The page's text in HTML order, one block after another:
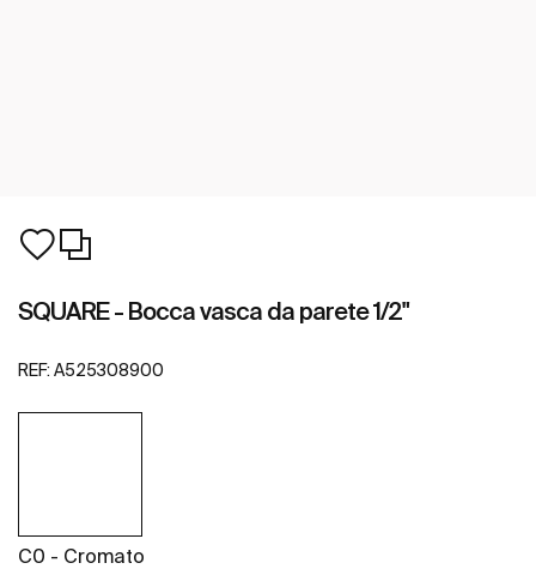
SQUARE - Bocca vasca da parete 1/2"
REF: A525308900
C0 - Cromato